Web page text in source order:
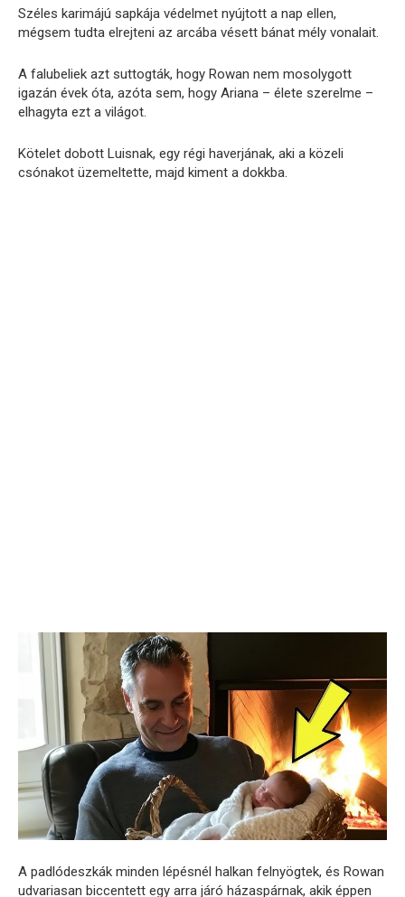
Széles karimájú sapkája védelmet nyújtott a nap ellen,
mégsem tudta elrejteni az arcába vésett bánat mély vonalait.
A falubeliek azt suttogták, hogy Rowan nem mosolygott
igazán évek óta, azóta sem, hogy Ariana – élete szerelme –
elhagyta ezt a világot.
Kötelet dobott Luisnak, egy régi haverjának, aki a közeli
csónakot üzemeltette, majd kiment a dokkba.
A padlódeszkák minden lépésnél halkan felnyögtek, és Rowan
udvariasan biccentett egy arra járó házaspárnak, akik éppen